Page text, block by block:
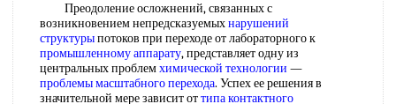
Преодоление осложнений, связанных с
возникновением непредсказуемыхнарушений
структурыпотоков при переходе от лабораторного к
промышленному аппарату, представляет одну из
центральных проблемхимической технологии —
проблемы масштабного перехода. Успех ее решения в
значительной мере зависит оттипа контактного